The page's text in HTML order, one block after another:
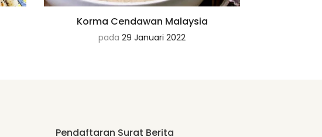
Korma Cendawan Malaysia
pada 29 Januari 2022
Pendaftaran Surat Berita